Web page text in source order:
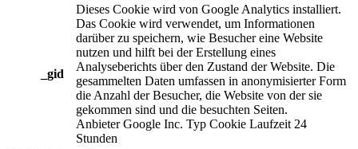
_gid
Dieses Cookie wird von Google Analytics installiert.
Das Cookie wird verwendet, um Informationen
darüber zu speichern, wie Besucher eine Website
nutzen und hilft bei der Erstellung eines
Analyseberichts über den Zustand der Website. Die
gesammelten Daten umfassen in anonymisierter Form
die Anzahl der Besucher, die Website von der sie
gekommen sind und die besuchten Seiten.
Anbieter Google Inc. Typ Cookie Laufzeit 24
Stunden